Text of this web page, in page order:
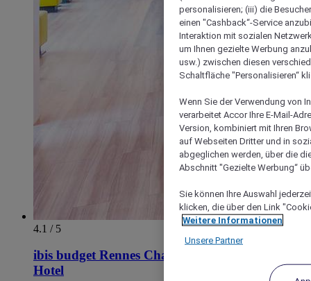
4.1 / 5
ibis budget Rennes Chantepie - renoviertes
Hotel
personalisieren; (iii) die
einen "Cashback“-Service
Interaktion mit sozialen
um Ihnen gezielte Werbung
usw.) zwischen diesen
Schaltfläche "Personalisieren“
Wenn Sie der Verwendung von
verarbeitet Accor Ihre E-Mail-
Version, kombiniert mit Ihren
auf Webseiten Dritter und in
abgeglichen werden, über die
Abschnitt "Gezielte Werbung“
Sie können Ihre Auswahl
klicken, die über den Link
Weitere Informationen
Unsere Partner